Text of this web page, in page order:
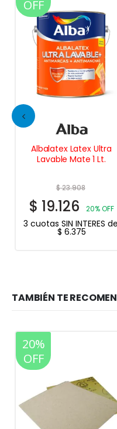
OFF
Albalatex Latex Ultra
Lavable Mate 1 Lt.
$23.908
$ 19.126 20% OFF
3 cuotas SIN INTERES
$ 6.375
TAMBIÉN TE
20%
OFF